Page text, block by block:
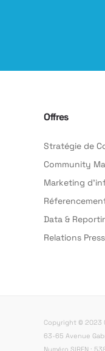
Offres
Stratégie de
Community
Marketing
Data &
Relations
Copyright © 2023
63-65 Avenue
Numéro SIREN :